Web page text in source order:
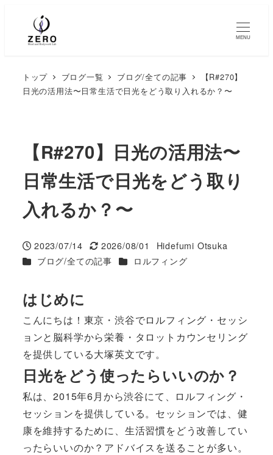
MENU
トップ ブログ一覧 ブログ/全ての記事
【R#270】
日光の活用法〜日常生活で日光をどう取り入れるか？〜
【R#270】日光の活用法〜
日常生活で日光をどう取り
入れるか？〜
投稿日
2023/07/14
更新日
2026/08/01
著
者
Hidefumi Otsuka
カテゴリー
ブログ/全ての記事 カテゴリー
ロルフィング
はじめに
こんにちは！東京・渋谷でロルフィング・セッシ
ョンと脳科学から栄養・タロットカウンセリング
を提供している大塚英文です。
日光をどう使ったらいいのか？
私は、2015年6月から渋谷にて、ロルフィング・
セッションを提供している。セッションでは、健
康を維持するために、生活習慣をどう改善してい
ったらいいのか？アドバイスを送ることが多い。